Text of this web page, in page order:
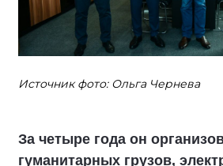
Источник фото: Ольга Чернева
За четыре года он
гуманитарных грузов,